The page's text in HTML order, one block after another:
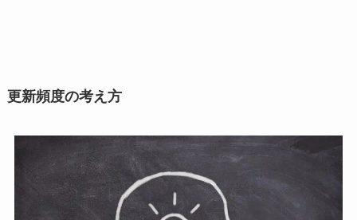
更新頻度の考え方